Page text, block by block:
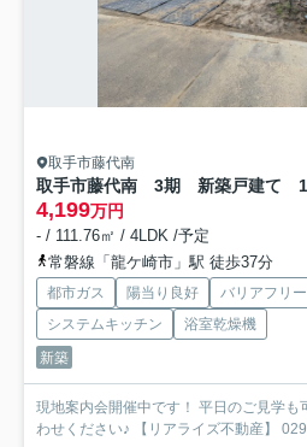
取手市藤代南
取手市藤代南 3期 新築戸建て
4,199万円
- / 111.76㎡ / 4LDK /予定
常磐線「龍ケ崎市」駅 徒歩37分
都市ガス 陽当り良好 バリアフリー
システムキッチン
浴室乾燥機
新築
現地案内会開催中です！ 平日のご見学も
わせください♪ 【リアライズ不動産】